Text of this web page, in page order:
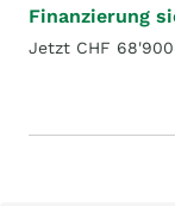
Finanzierung
Jetzt CHF